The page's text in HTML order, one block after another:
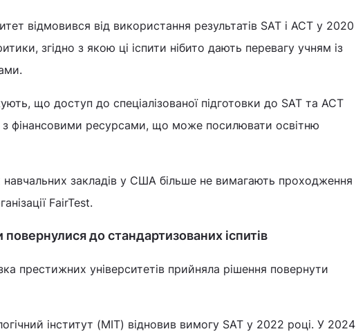
відмовився від використання результатів SAT і ACT у 2020
згідно з якою ці іспити нібито дають перевагу учням із
що доступ до спеціалізованої підготовки до SAT та ACT
з фінансовими ресурсами, що може посилювати освітню
закладів у США більше не вимагають проходження
FairTest.
повернулися до стандартизованих іспитів
престижних університетів прийняла рішення повернути
інститут (MIT) відновив вимогу SAT у 2022 році. У 2024